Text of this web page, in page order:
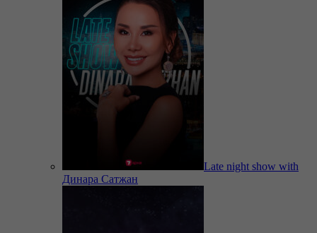
Late night show with
Динара Сатжан